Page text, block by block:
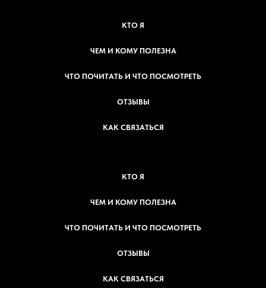
КТО Я
ЧЕМ И КОМУ ПОЛЕЗНА
ЧТО ПОЧИТАТЬ И ЧТО ПОСМОТРЕТЬ
ОТЗЫВЫ
КАК СВЯЗАТЬСЯ
КТО Я
ЧЕМ И КОМУ ПОЛЕЗНА
ЧТО ПОЧИТАТЬ И ЧТО ПОСМОТРЕТЬ
ОТЗЫВЫ
КАК СВЯЗАТЬСЯ